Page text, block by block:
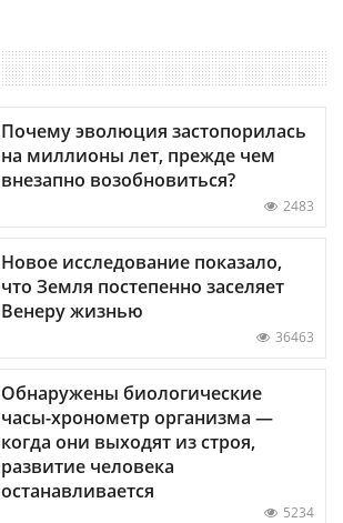
Почему эволюция застопорилась
на миллионы лет, прежде чем
внезапно возобновиться?
2483
Новое исследование показало,
что Земля постепенно заселяет
Венеру жизнью
36463
Обнаружены биологические
часы-хронометр организма —
когда они выходят из строя,
развитие человека
останавливается
5234